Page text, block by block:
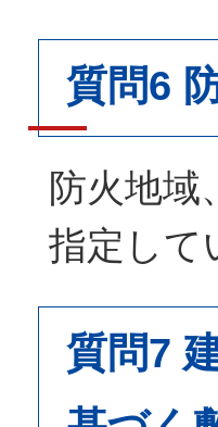
質問6
防火地域
指定して
質問7